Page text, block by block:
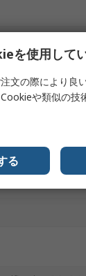
を使用して
文の際により良
や類似の技
る